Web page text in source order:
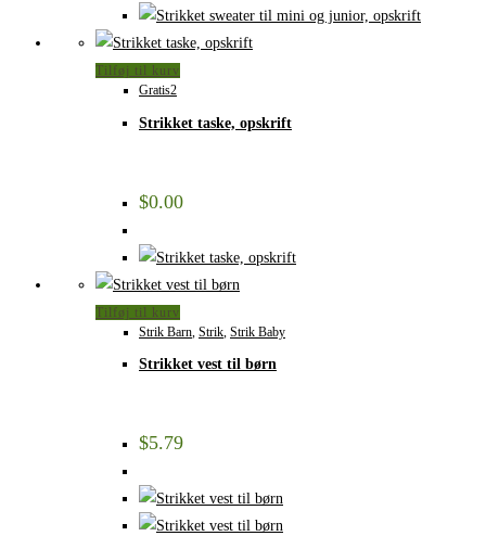
Tilføj til kurv
Gratis2
Strikket taske, opskrift
$0.00
Tilføj til kurv
Strik Barn Strik Strik Baby
Strikket vest til børn
$5.79